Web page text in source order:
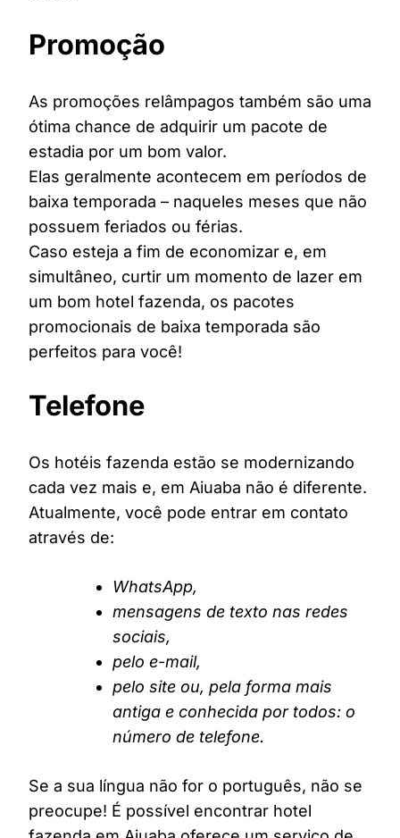
Promoção
As promoções relâmpagos também são uma
ótima chance de adquirir um pacote de
estadia por um bom valor.
Elas geralmente acontecem em períodos de
baixa temporada – naqueles meses que não
possuem feriados ou férias.
Caso esteja a fim de economizar e, em
simultâneo, curtir um momento de lazer em
um bom hotel fazenda, os pacotes
promocionais de baixa temporada são
perfeitos para você!
Telefone
Os hotéis fazenda estão se modernizando
cada vez mais e, em Aiuaba não é diferente.
Atualmente, você pode entrar em contato
através de:
WhatsApp,
mensagens de texto nas redes
sociais,
pelo e-mail,
pelo site ou, pela forma mais
antiga e conhecida por todos: o
número de telefone.
Se a sua língua não for o português, não se
preocupe! É possível encontrar hotel